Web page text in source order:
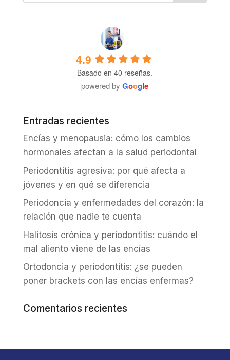
4.9
Basado en 40 reseñas.
powered byGoogle
Entradas recientes
Encías y menopausia: cómo los cambios
hormonales afectan a la salud periodontal
Periodontitis agresiva: por qué afecta a
jóvenes y en qué se diferencia
Periodoncia y enfermedades del corazón: la
relación que nadie te cuenta
Halitosis crónica y periodontitis: cuándo el
mal aliento viene de las encías
Ortodoncia y periodontitis: ¿se pueden
poner brackets con las encías enfermas?
Comentarios recientes